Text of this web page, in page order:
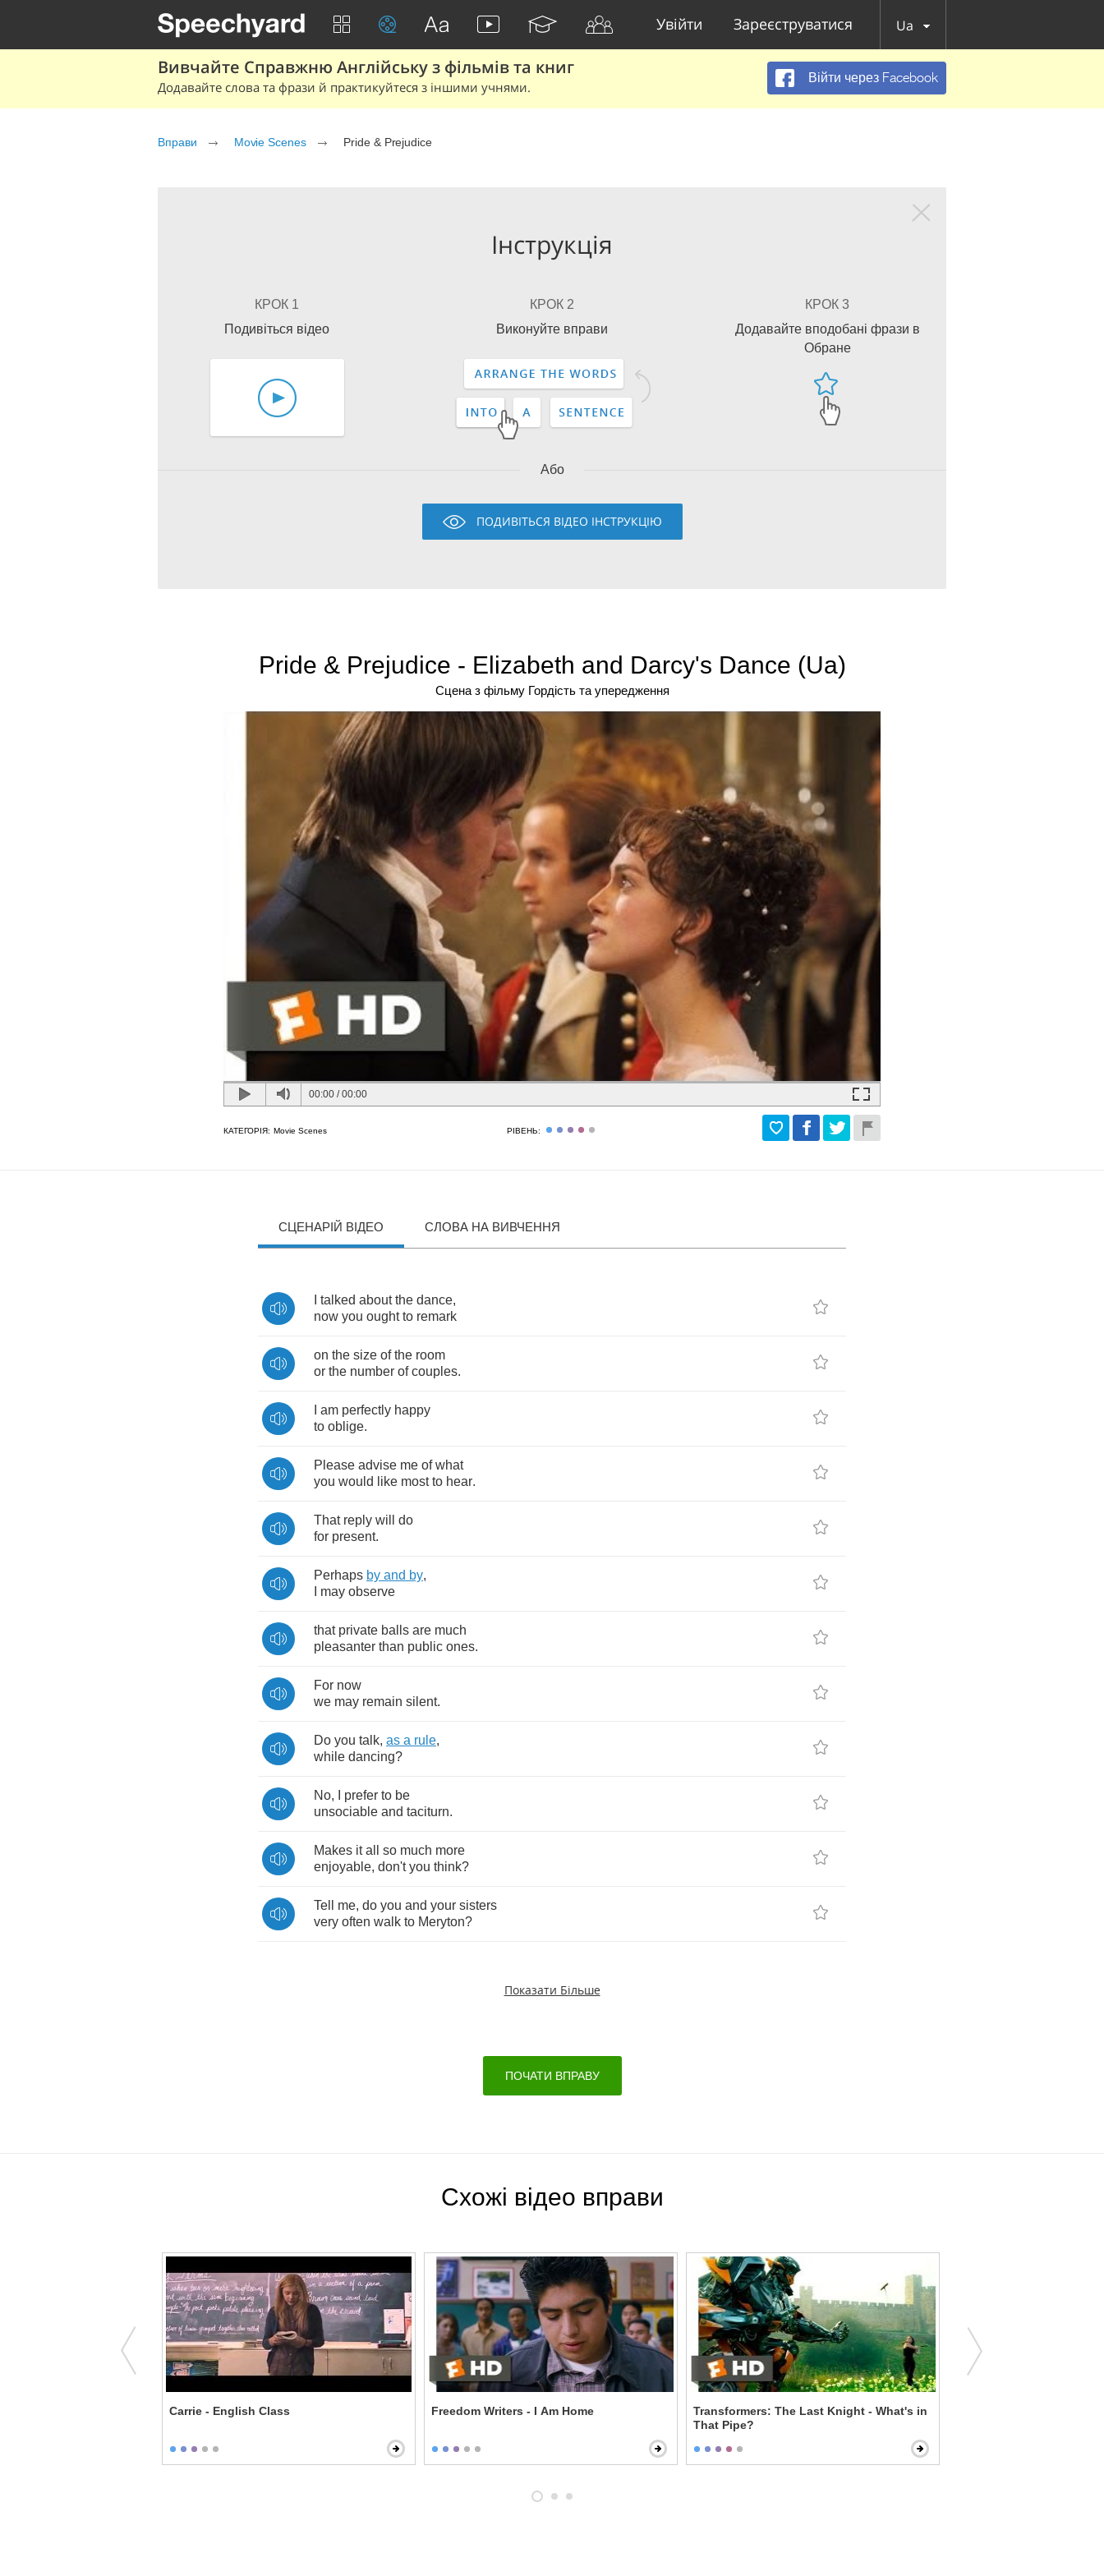
Увійти Зареєструватися Ua
Вивчайте Справжню Англійську з фільмів та книг
Додавайте слова та фрази й практикуйтеся з іншими учнями.
Війти через Facebook
Вправи Movie Scenes Pride & Prejudice
Інструкція
КРОК 1
Подивіться відео
КРОК 2
Виконуйте вправи
КРОК 3
Додавайте вподобані фрази в
Обране
Або
ПОДИВІТЬСЯ ВІДЕО ІНСТРУКЦІЮ
Pride & Prejudice - Elizabeth and Darcy's Dance (Ua)
Сцена з фільму Гордість та упередження
00:00 /00:00
КАТЕГОРІЯ: Movie Scenes РІВЕНЬ:
СЦЕНАРІЙ ВІДЕО СЛОВА НА ВИВЧЕННЯ
talked about the dance,
now you ought to remark
on the size of the room
or the number of couples.
am perfectly happy
to oblige.
Please advise me of what
you would like most to hear.
That reply will
do
for present.
Perhaps by and by,
may observe
that private balls are much
pleasanter than public ones.
For now
we may remain silent.
Do you talk, as a rule,
while dancing?
No, prefer to be
unsociable and taciturn.
Makes it all so much more
enjoyable, don't you think?
Tell me, do you and your sisters
very often walk to Meryton?
Показати Більше
ПОЧАТИ ВПРАВУ
Схожі відео вправи
Carrie - English Class Freedom Writers - I Am Home
Transformers: The Last Knight - What's in
That Pipe?